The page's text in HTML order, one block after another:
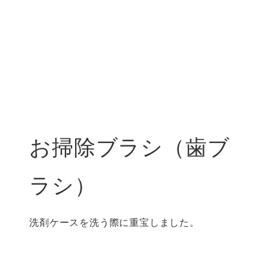
お掃除ブラシ（歯ブ
ラシ）
洗剤ケースを洗う際に重宝しました。